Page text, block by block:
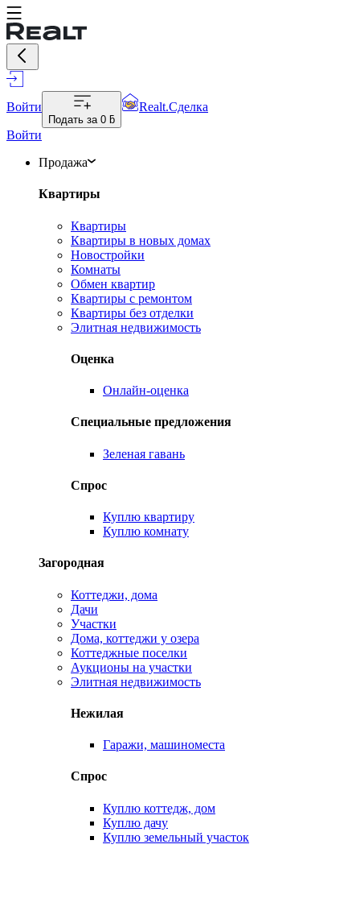
Войти
Подать за 0 ƃ
Realt.Сделка
Войти
Продажа
Квартиры
Квартиры
Квартиры в новых домах
Новостройки
Комнаты
Обмен квартир
Квартиры с ремонтом
Квартиры без отделки
Элитная недвижимость
Оценка
Онлайн-оценка
Специальные предложения
Зеленая гавань
Спрос
Куплю квартиру
Куплю комнату
Загородная
Коттеджи, дома
Дачи
Участки
Дома, коттеджи у озера
Коттеджные поселки
Аукционы на участки
Элитная недвижимость
Нежилая
Гаражи, машиноместа
Спрос
Куплю коттедж, дом
Куплю дачу
Куплю земельный участок